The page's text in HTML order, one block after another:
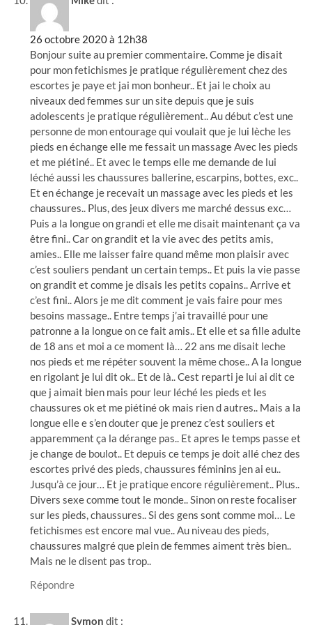
26 octobre 2020 à 12h38
Bonjour suite au premier commentaire. Comme je disait
pour mon fetichismes je pratique régulièrement chez des
escortes je paye et jai mon bonheur.. Et jai le choix au
niveaux ded femmes sur un site depuis que je suis
adolescents je pratique régulièrement.. Au début c’est une
personne de mon entourage qui voulait que je lui lèche les
pieds en échange elle me fessait un massage Avec les pieds
et me piétiné.. Et avec le temps elle me demande de lui
léché aussi les chaussures ballerine, escarpins, bottes, exc..
Et en échange je recevait un massage avec les pieds et les
chaussures.. Plus, des jeux divers me marché dessus exc…
Puis a la longue on grandi et elle me disait maintenant ça va
être fini.. Car on grandit et la vie avec des petits amis,
amies.. Elle me laisser faire quand même mon plaisir avec
c’est souliers pendant un certain temps.. Et puis la vie passe
on grandit et comme je disais les petits copains.. Arrive et
c’est fini.. Alors je me dit comment je vais faire pour mes
besoins massage.. Entre temps j’ai travaillé pour une
patronne a la longue on ce fait amis.. Et elle et sa fille adulte
de 18 ans et moi a ce moment là… 22 ans me disait leche
nos pieds et me répéter souvent la même chose.. A la longue
en rigolant je lui dit ok.. Et de là.. Cest reparti je lui ai dit ce
que j aimait bien mais pour leur léché les pieds et les
chaussures ok et me piétiné ok mais rien d autres.. Mais a la
longue elle e s’en douter que je prenez c’est souliers et
apparemment ça la dérange pas.. Et apres le temps passe et
je change de boulot.. Et depuis ce temps je doit allé chez des
escortes privé des pieds, chaussures féminins jen ai eu..
Jusqu’à ce jour… Et je pratique encore régulièrement.. Plus..
Divers sexe comme tout le monde.. Sinon on reste focaliser
sur les pieds, chaussures.. Si des gens sont comme moi… Le
fetichismes est encore mal vue.. Au niveau des pieds,
chaussures malgré que plein de femmes aiment très bien..
Mais ne le disent pas trop..
Répondre
Symon dit :